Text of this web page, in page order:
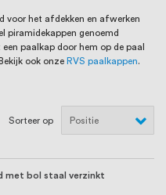
assortiment
met meer dan
RVS artikelen
waar we
geheel volgens
Al sinds onze
voor het afdekken en afwerken
piramidekappen genoemd
paalkap door hem op de paal
ook onze RVS paalkappen.
Sorteer op
met bol staal verzinkt